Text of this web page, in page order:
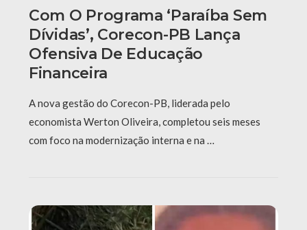
Com O Programa ‘Paraíba Sem
Dívidas’, Corecon-PB Lança
Ofensiva De Educação
Financeira
A nova gestão do Corecon-PB, liderada pelo
economista Werton Oliveira, completou seis meses
com foco na modernização interna e na …